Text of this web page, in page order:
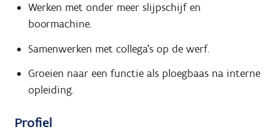
Werken met onder meer slijpschijf en
boormachine.
Samenwerken met collega’s op de werf.
Groeien naar een functie als ploegbaas na interne
opleiding.
Profiel